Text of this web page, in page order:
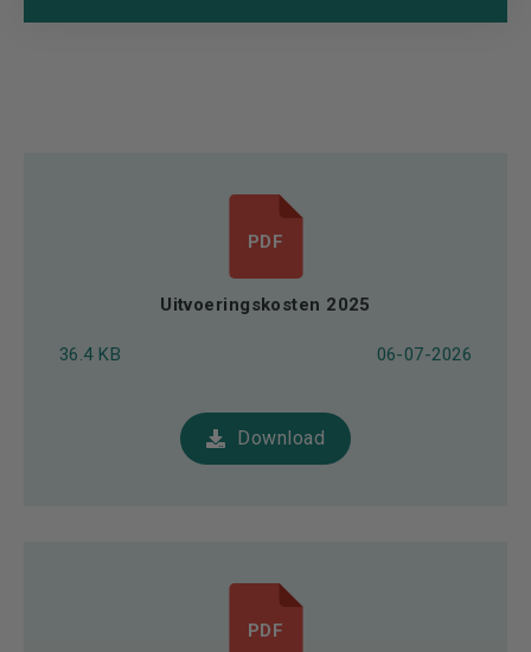
PDF
Uitvoeringskosten 2025
36.4 KB 06-07-2026
Download
PDF